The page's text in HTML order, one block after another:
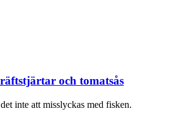
och tomatsås
inte att misslyckas med fisken.